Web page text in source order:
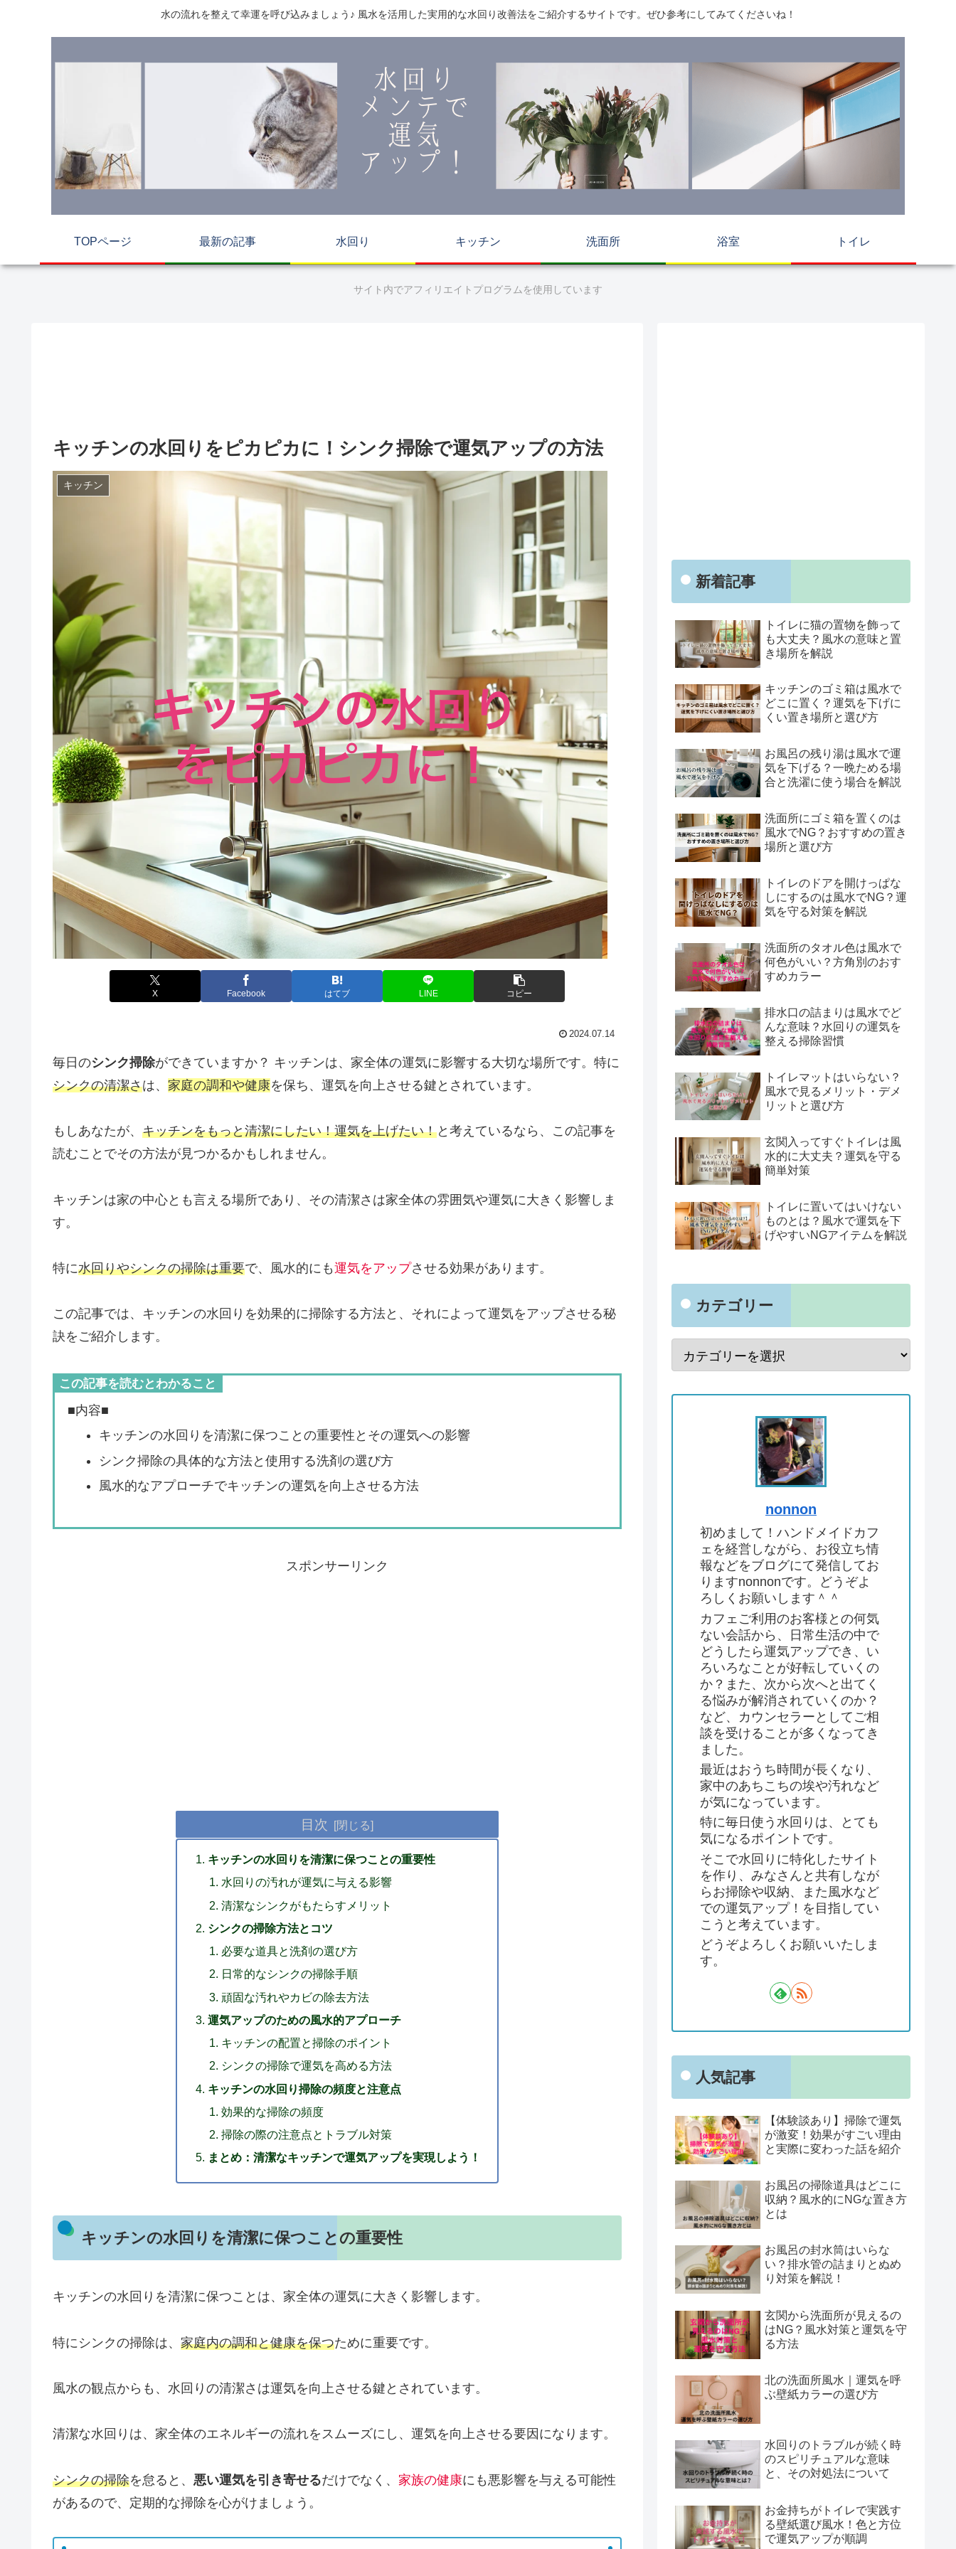
水の流れを整えて幸運を呼び込みましょう♪ 風水を活用した実用的な水回り改善法をご紹介するサイトです。ぜひ参考にしてみてくださいね！
TOPページ 最新の記事 水回り キッチン 洗面所 浴室 トイレ
サイト内でアフィリエイトプログラムを使用しています
キッチンの水回りをピカピカに！シンク掃除で運気アップの方法
キッチン
X Facebook はてブ LINE コピー
2024.07.14
毎日のシンク掃除ができていますか？ キッチンは、家全体の運気に影響する大切な場所です。特に
シンクの清潔さは、 家庭の調和や健康を保ち、運気を向上させる鍵とされています。
もしあなたが、 キッチンをもっと清潔にしたい！運気を上げたい！と考えているなら、この記事を
読むことでその方法が見つかるかもしれません。
キッチンは家の中心とも言える場所であり、その清潔さは家全体の雰囲気や運気に大きく影響しま
す。
特に水回りやシンクの掃除は重要で、風水的にも運気をアップさせる効果があります。
この記事では、キッチンの水回りを効果的に掃除する方法と、それによって運気をアップさせる秘
訣をご紹介します。
この記事を読むとわかること
■内容■
キッチンの水回りを清潔に保つことの重要性とその運気への影響
シンク掃除の具体的な方法と使用する洗剤の選び方
風水的なアプローチでキッチンの運気を向上させる方法
スポンサーリンク
目次
キッチンの水回りを清潔に保つことの重要性
水回りの汚れが運気に与える影響
清潔なシンクがもたらすメリット
シンクの掃除方法とコツ
必要な道具と洗剤の選び方
日常的なシンクの掃除手順
頑固な汚れやカビの除去方法
運気アップのための風水的アプローチ
キッチンの配置と掃除のポイント
シンクの掃除で運気を高める方法
キッチンの水回り掃除の頻度と注意点
効果的な掃除の頻度
掃除の際の注意点とトラブル対策
まとめ：清潔なキッチンで運気アップを実現しよう！
キッチンの水回りを清潔に保つことの重要性
キッチンの水回りを清潔に保つことは、家全体の運気に大きく影響します。
特にシンクの掃除は、 家庭内の調和と健康を保つために重要です。
風水の観点からも、水回りの清潔さは運気を向上させる鍵とされています。
清潔な水回りは、家全体のエネルギーの流れをスムーズにし、運気を向上させる要因になります。
シンクの掃除を怠ると、 悪い運気を引き寄せるだけでなく、 家族の健康にも悪影響を与える可能性
があるので、定期的な掃除を心がけましょう。
新着記事
トイレに猫の置物を飾って
も大丈夫？風水の意味と置
き場所を解説
キッチンのゴミ箱は風水で
どこに置く？運気を下げに
くい置き場所と選び方
お風呂の残り湯は風水で運
気を下げる？一晩ためる場
合と洗濯に使う場合を解説
洗面所にゴミ箱を置くのは
風水でNG？おすすめの置き
場所と選び方
トイレのドアを開けっぱな
しにするのは風水でNG？運
気を守る対策を解説
洗面所のタオル色は風水で
何色がいい？方角別のおす
すめカラー
排水口の詰まりは風水でど
んな意味？水回りの運気を
整える掃除習慣
トイレマットはいらない？
風水で見るメリット・デメ
リットと選び方
玄関入ってすぐトイレは風
水的に大丈夫？運気を守る
簡単対策
トイレに置いてはいけない
ものとは？風水で運気を下
げやすいNGアイテムを解説
カテゴリー
nonnon
初めまして！ハンドメイドカフ
ェを経営しながら、お役立ち情
報などをブログにて発信してお
りますnonnonです。どうぞよ
ろしくお願いします＾＾
カフェご利用のお客様との何気
ない会話から、日常生活の中で
どうしたら運気アップでき、い
ろいろなことが好転していくの
か？また、次から次へと出てく
る悩みが解消されていくのか？
など、カウンセラーとしてご相
談を受けることが多くなってき
ました。
最近はおうち時間が長くなり、
家中のあちこちの埃や汚れなど
が気になっています。
特に毎日使う水回りは、とても
気になるポイントです。
そこで水回りに特化したサイト
を作り、みなさんと共有しなが
らお掃除や収納、また風水など
での運気アップ！を目指してい
こうと考えています。
どうぞよろしくお願いいたしま
す。
人気記事
【体験談あり】掃除で運気
が激変！効果がすごい理由
と実際に変わった話を紹介
お風呂の掃除道具はどこに
収納？風水的にNGな置き方
とは
お風呂の封水筒はいらな
い？排水管の詰まりとぬめ
り対策を解説！
玄関から洗面所が見えるの
はNG？風水対策と運気を守
る方法
北の洗面所風水｜運気を呼
ぶ壁紙カラーの選び方
水回りのトラブルが続く時
のスピリチュアルな意味
と、その対処法について
お金持ちがトイレで実践す
る壁紙選び風水！色と方位
で運気アップが順調